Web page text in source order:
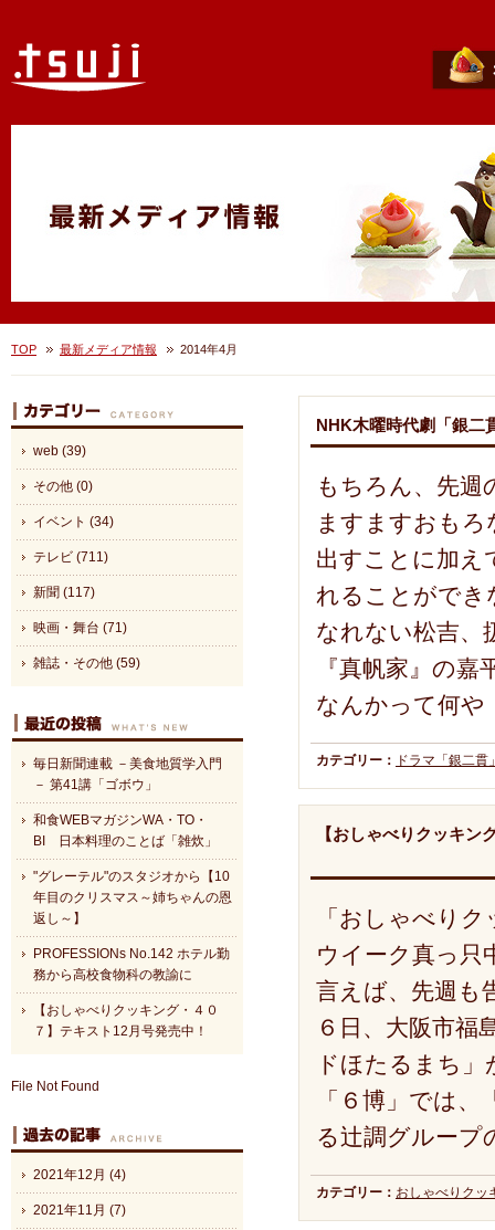
TOP 最新メディア情報 2014年4月
NHK木曜時代劇「銀二
もちろん、先週
ますますおも
出すことに加え
れることができ
なれない松吉、
『真帆家』の
なんかって何や
カテゴリー： ドラマ「銀二貫
【おしゃべりクッキ
「おしゃべり
ウイーク真っ只
言えば、先週も
６日、大阪市
ドほたるまち
「６博」では
る辻調グループ
カテゴリー： おしゃべりクッ
web (39)
その他 (0)
イベント (34)
テレビ (711)
新聞 (117)
映画・舞台 (71)
雑誌・その他 (59)
毎日新聞連載 －美食地質学入門
－ 第41講「ゴボウ」
和食WEBマガジンWA・TO・
BI 日本料理のことば「雑炊」
"グレーテル"のスタジオから【10
年目のクリスマス～姉ちゃんの恩
返し～】
PROFESSIONs No.142 ホテル勤
務から高校食物科の教諭に
【おしゃべりクッキング・４０
７】テキスト12月号発売中！
File Not Found
2021年12月 (4)
2021年11月 (7)